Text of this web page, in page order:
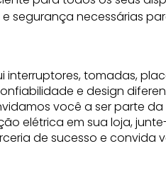
segurança necessárias
interruptores, tomadas,
e design
você a ser parte da
elétrica em sua loja,
de sucesso e convida